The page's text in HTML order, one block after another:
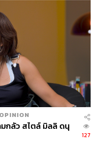
OPINION
มกลัว สไตล์ มิลลิ ดนุ
127